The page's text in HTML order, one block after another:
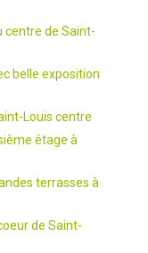
centre de Saint-
belle exposition
Louis centre
étage à
terrasses à
de Saint-